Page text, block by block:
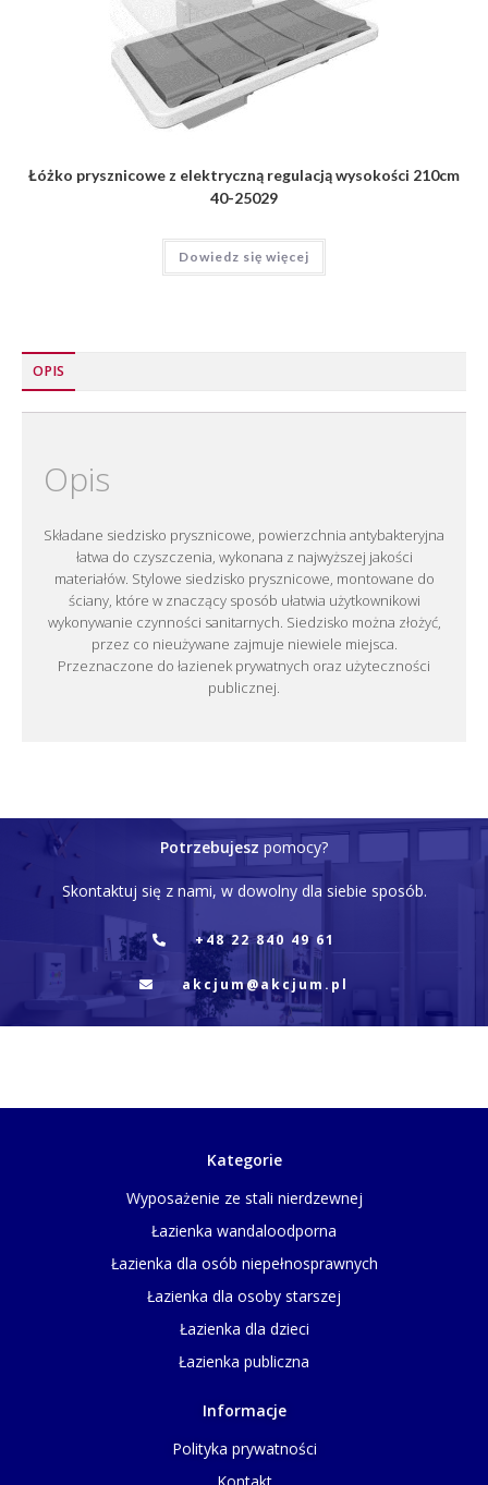
OPIS
Opis
Składane siedzisko prysznicowe, powierzchnia antybakteryjna
łatwa do czyszczenia, wykonana z najwyższej jakości
materiałów. Stylowe siedzisko prysznicowe, montowane do
ściany, które w znaczący sposób ułatwia użytkownikowi
wykonywanie czynności sanitarnych. Siedzisko można złożyć,
przez co nieużywane zajmuje niewiele miejsca.
Przeznaczone do łazienek prywatnych oraz użyteczności
publicznej.
Łóżko prysznicowe z elektryczną regulacją wysokości 210cm
40-25029
Dowiedz się więcej
Potrzebujesz pomocy?
Skontaktuj się z nami, w dowolny dla siebie sposób.
+48 22 840 49 61
akcjum@akcjum.pl
Kategorie
Wyposażenie ze stali nierdzewnej
Łazienka wandaloodporna
Łazienka dla osób niepełnosprawnych
Łazienka dla osoby starszej
Łazienka dla dzieci
Łazienka publiczna
Informacje
Polityka prywatności